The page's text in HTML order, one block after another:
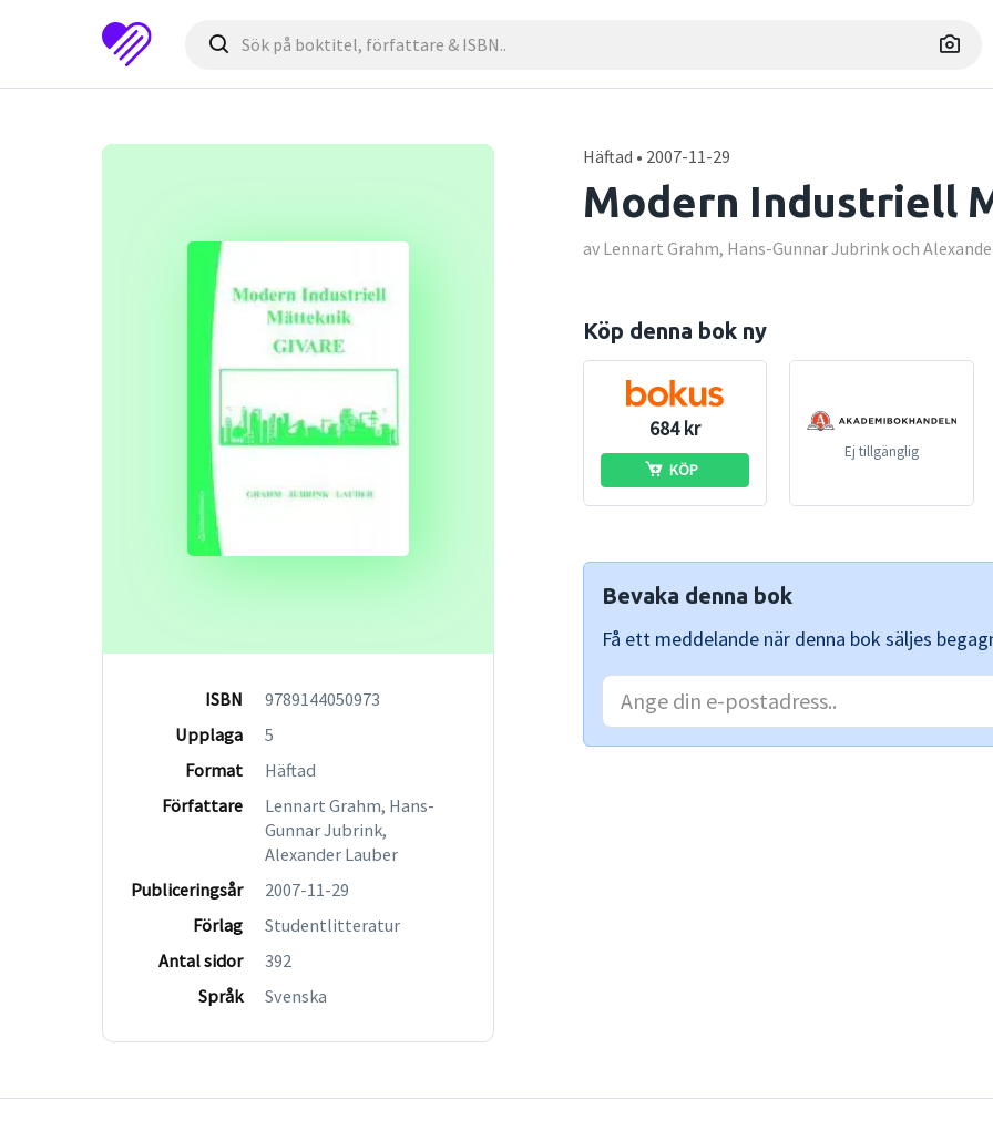
ISBN
9789144050973
Upplaga
5
Format
Häftad
Författare
Lennart Grahm, Hans-
Gunnar Jubrink,
Alexander Lauber
Publiceringsår
2007-11-29
Förlag
Studentlitteratur
Antal sidor
392
Språk
Svenska
Häftad • 2007-11-29
Modern Industriell
av Lennart Grahm, Hans-Gunnar Jubrink och
Köp denna bok ny
684 kr
KÖP
Ej tillgänglig
Bevaka denna bok
Få ett meddelande när denna bok säljes